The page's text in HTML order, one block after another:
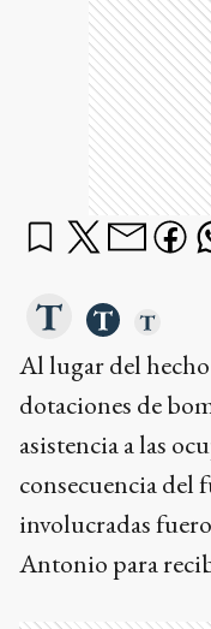
Al lugar del
dotaciones de
asistencia a las
consecuencia del
involucradas
Antonio para